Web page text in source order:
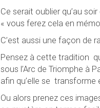
Ce serait oublier qu’au
« vous ferez cela en
C’est aussi une façon de
Pensez à cette tradition
sous l’Arc de Triomphe à
afin qu’elle se transforme
Ou alors prenez ces